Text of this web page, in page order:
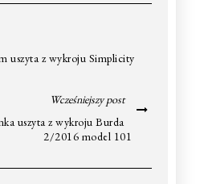
uszyta z wykroju Simplicity
Wcześniejszy post
uszyta z wykroju Burda
2/2016 model 101